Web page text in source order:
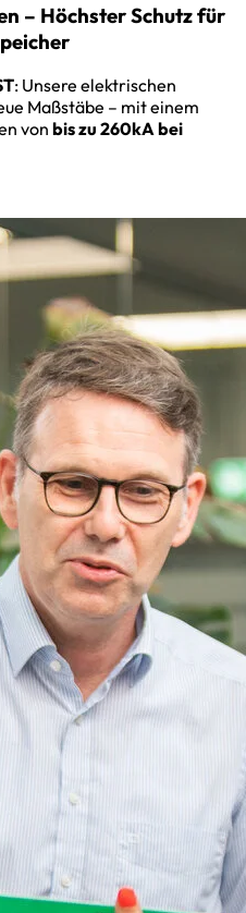
– Höchster Schutz für
: Unsere elektrischen
Maßstäbe – mit einem
von bis zu 260kA bei